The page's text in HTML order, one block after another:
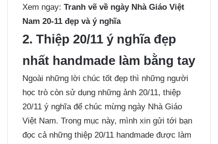
Xem ngay: Tranh vẽ về ngày Nhà Giáo Việt
Nam 20-11 đẹp và ý nghĩa
2. Thiệp 20/11 ý nghĩa đẹp
nhất handmade làm bằng tay
Ngoài những lời chúc tốt đẹp thì những người
học trò còn sử dụng những ảnh 20/11, thiệp
20/11 ý nghĩa để chúc mừng ngày Nhà Giáo
Việt Nam. Trong mục này, mình xin gửi tới bạn
đọc cả những thiệp 20/11 handmade được làm